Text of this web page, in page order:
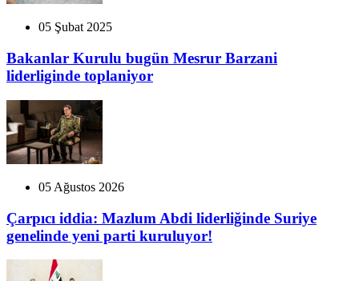
05 Şubat 2025
Bakanlar Kurulu bugün Mesrur Barzani
liderliginde toplaniyor
05 Ağustos 2026
Çarpıcı iddia: Mazlum Abdi liderliğinde Suriye
genelinde yeni parti kuruluyor!